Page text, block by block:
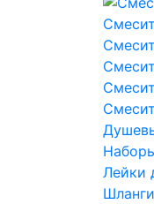
Лейки